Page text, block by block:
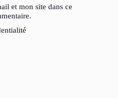
et mon site dans ce